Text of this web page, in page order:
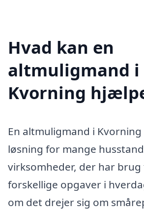
Hvad kan en
altmuligmand i
Kvorning
En altmuligmand i
løsning for mange
virksomheder, der har
forskellige opgaver i
om det drejer sig om